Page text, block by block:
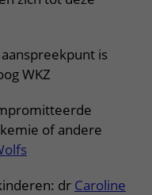
is
WKZ
of andere
dr Caroline